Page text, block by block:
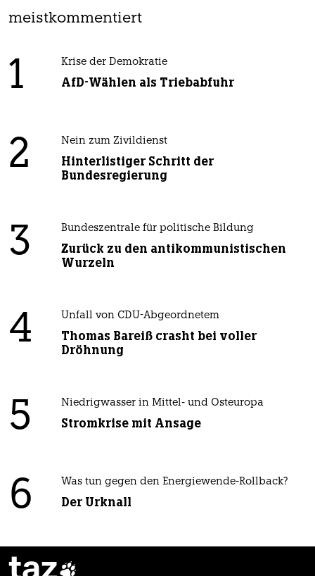
meistkommentiert
1 Krise der Demokratie
AfD-Wählen als Triebabfuhr
2 Nein zum Zivildienst
Hinterlistiger Schritt der
Bundesregierung
3 Bundeszentrale für politische Bildung
Zurück zu den antikommunistischen
Wurzeln
4 Unfall von CDU-Abgeordnetem
Thomas Bareiß crasht bei voller
Dröhnung
5 Niedrigwasser in Mittel- und Osteuropa
Stromkrise mit Ansage
6 Was tun gegen den Energiewende-Rollback?
Der Urknall
